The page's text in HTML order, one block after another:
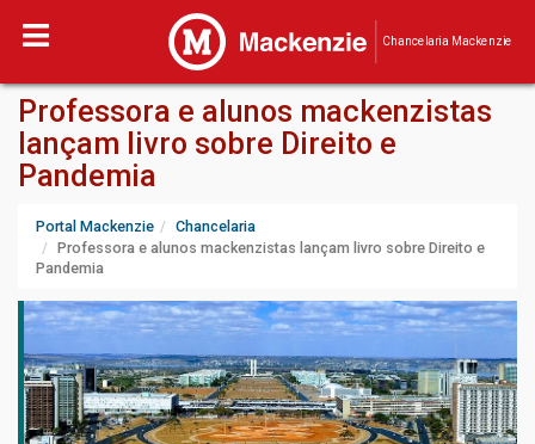
Chancelaria Mackenzie
Professora e alunos mackenzistas
lançam livro sobre Direito e
Pandemia
Portal Mackenzie
Chancelaria
Professora e alunos mackenzistas lançam livro sobre Direito e
Pandemia